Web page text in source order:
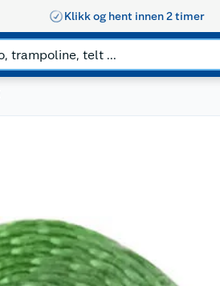
Klikk og hent innen 2 timer